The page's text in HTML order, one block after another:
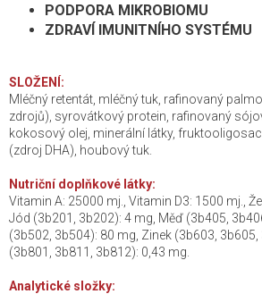
PODPORA MIKROBIOMU
ZDRAVÍ IMUNITNÍHO SYSTÉMU
SLOŽENÍ:
Mléčný retentát, mléčný tuk, rafinovaný
zdrojů), syrovátkový protein, rafinovaný
kokosový olej, minerální látky,
(zdroj DHA), houbový tuk.
Nutriční doplňkové látky:
Vitamin A: 25000 mj., Vitamin D3: 1500 mj.,
Jód (3b201, 3b202): 4 mg, Měď (3b405,
(3b502, 3b504): 80 mg, Zinek (3b603,
(3b801, 3b811, 3b812): 0,43 mg.
Analytické složky: